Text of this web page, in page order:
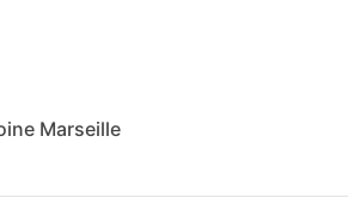
Marseille